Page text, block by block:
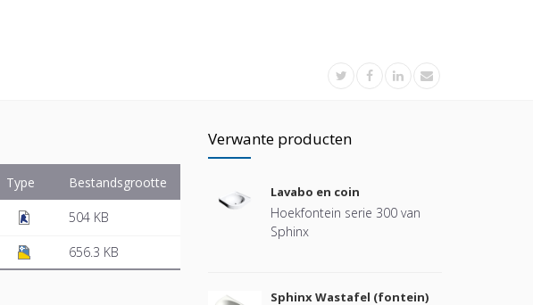
Type Bestandsgrootte
504 KB
656.3 KB
Verwante producten
Lavabo en coin
Hoekfontein serie 300 van
Sphinx
Sphinx Wastafel (fontein)